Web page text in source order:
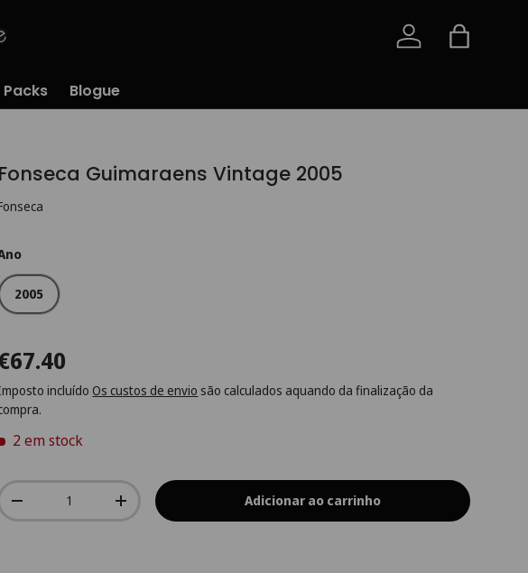
Iniciar sessão
Saco
Packs Blogue
Fonseca Guimaraens Vintage 2005
2005
incluído Os custos de envio são calculados aquando da finalização da
2 em stock
Qtd.
-
+ Adicionar ao carrinho